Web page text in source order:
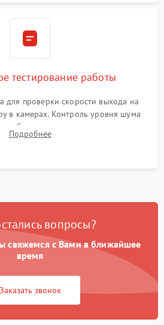
тестирование работы
для проверки скорости выхода на
в камерах. Контроль уровня шума
обмерзания стенок и корректного
автоматической оттайки.
Подробнее
вопросы?
свяжемся с Вами в ближайшее
время
Заказать звонок